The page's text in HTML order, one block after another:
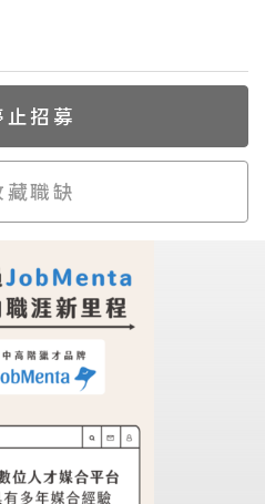
止招募
藏職缺